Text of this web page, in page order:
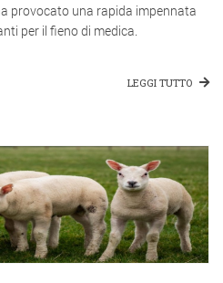
provocato una rapida impennata
per il fieno di medica.
LEGGI TUTTO